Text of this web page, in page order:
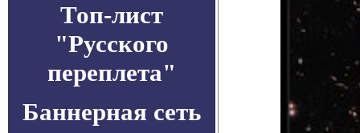
Топ-лист
"Русского
переплета"
Баннерная сеть